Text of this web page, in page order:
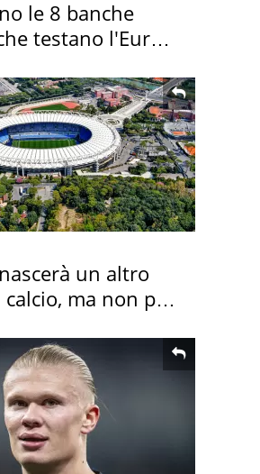
le 8 banche
testano l'Euro
un altro
ma non per